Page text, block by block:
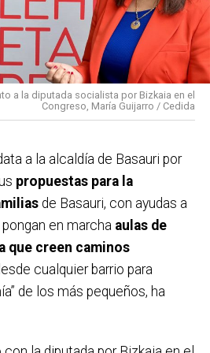
y en algunos casos se
20%. Por suerte, tenemos un
hecho una gestión del
Hemos reducido la deuda del
con los mejores ingresos
nos ha permitido
capaces de asumir
¿cuál creéis que es el
o importante de la
La pandemia fue el punto
nos preparó para la gestión de
juntos. Nos tocó atender
a la diputada socialista por Bizkaia en el
Congreso, María Guijarro / Cedida
a la alcaldía de Basauri por
propuestas para la
de Basauri, con ayudas a
en marcha aulas de
que creen caminos
cualquier barrio para
de los más pequeños, ha